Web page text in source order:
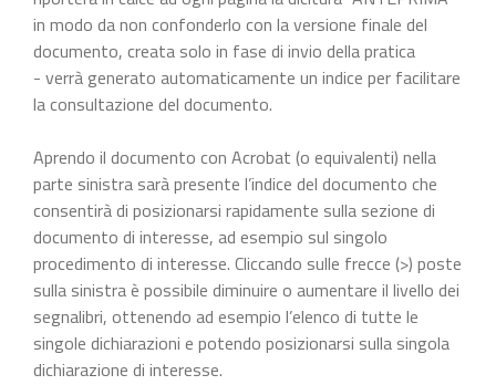
in modo da non confonderlo con la versione finale del
documento, creata solo in fase di invio della pratica
- verrà generato automaticamente un indice per facilitare
la consultazione del documento.
Aprendo il documento con Acrobat (o equivalenti) nella
parte sinistra sarà presente l’indice del documento che
consentirà di posizionarsi rapidamente sulla sezione di
documento di interesse, ad esempio sul singolo
procedimento di interesse. Cliccando sulle frecce (>) poste
sulla sinistra è possibile diminuire o aumentare il livello dei
segnalibri, ottenendo ad esempio l’elenco di tutte le
singole dichiarazioni e potendo posizionarsi sulla singola
dichiarazione di interesse.